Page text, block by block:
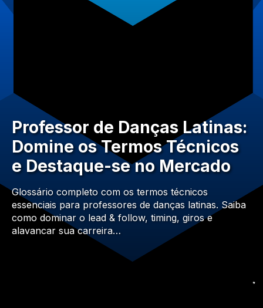
Professor de Danças Latinas:
Domine os Termos Técnicos
e Destaque-se no Mercado
Glossário completo com os termos técnicos
essenciais para professores de danças latinas. Saiba
como dominar o lead & follow, timing, giros e
alavancar sua carreira…